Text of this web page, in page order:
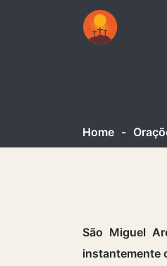
Home -
São Miguel
instantemente